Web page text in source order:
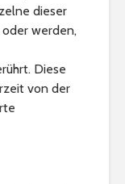
dieser
werden,
Diese
von der